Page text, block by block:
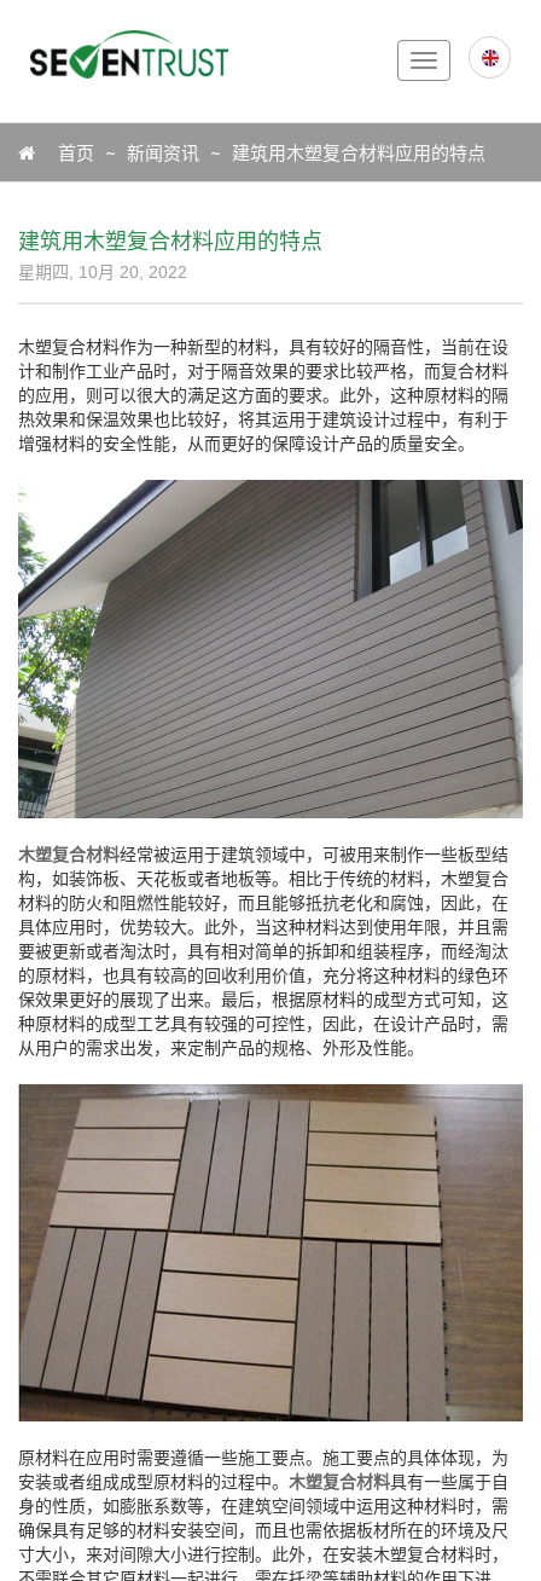
Toggle
navigation
Icon首页 新闻资讯 建筑用木塑复合材料应用的特点
建筑用木塑复合材料应用的特点
星期四, 10月 20, 2022
木塑复合材料作为一种新型的材料，具有较好的隔音性，当前在设
计和制作工业产品时，对于隔音效果的要求比较严格，而复合材料
的应用，则可以很大的满足这方面的要求。此外，这种原材料的隔
热效果和保温效果也比较好，将其运用于建筑设计过程中，有利于
增强材料的安全性能，从而更好的保障设计产品的质量安全。
木塑复合材料经常被运用于建筑领域中，可被用来制作一些板型结
构，如装饰板、天花板或者地板等。相比于传统的材料，木塑复合
材料的防火和阻燃性能较好，而且能够抵抗老化和腐蚀，因此，在
具体应用时，优势较大。此外，当这种材料达到使用年限，并且需
要被更新或者淘汰时，具有相对简单的拆卸和组装程序，而经淘汰
的原材料，也具有较高的回收利用价值，充分将这种材料的绿色环
保效果更好的展现了出来。最后，根据原材料的成型方式可知，这
种原材料的成型工艺具有较强的可控性，因此，在设计产品时，需
从用户的需求出发，来定制产品的规格、外形及性能。
原材料在应用时需要遵循一些施工要点。施工要点的具体体现，为
安装或者组成成型原材料的过程中。 木塑复合材料具有一些属于自
身的性质，如膨胀系数等，在建筑空间领域中运用这种材料时，需
确保具有足够的材料安装空间，而且也需依据板材所在的环境及尺
寸大小，来对间隙大小进行控制。此外，在安装木塑复合材料时，